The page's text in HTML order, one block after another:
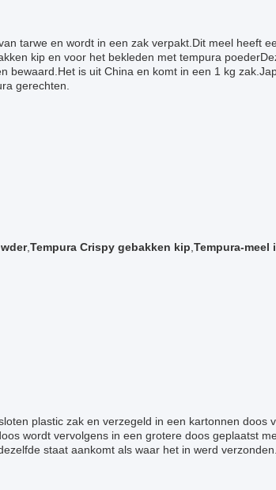
tarwe en wordt in een zak verpakt.Dit meel heeft
kip en voor het bekleden met tempura
bewaard.Het is uit China en komt in een 1 kg
gerechten.
,Tempura Crispy gebakken kip Tempura-meel
plastic zak en verzegeld in een kartonnen doos
wordt vervolgens in een grotere doos geplaatst
staat aankomt als waar het in werd verzonden.